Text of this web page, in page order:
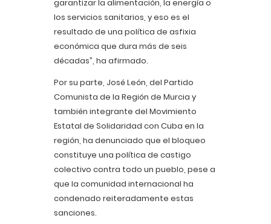
garantizar la alimentación, la energía o
los servicios sanitarios, y eso es el
resultado de una política de asfixia
económica que dura más de seis
décadas”, ha afirmado.
Por su parte, José León, del Partido
Comunista de la Región de Murcia y
también integrante del Movimiento
Estatal de Solidaridad con Cuba en la
región, ha denunciado que el bloqueo
constituye una política de castigo
colectivo contra todo un pueblo, pese a
que la comunidad internacional ha
condenado reiteradamente estas
sanciones.